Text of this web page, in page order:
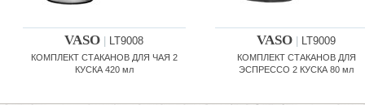
VASO LT9008
КОМПЛЕКТ СТАКАНОВ ДЛЯ ЧАЯ 2
КУСКА 420 мл
VASO LT9009
КОМПЛЕКТ СТАКАНОВ ДЛЯ
ЭСПРЕССО 2 КУСКА 80 мл